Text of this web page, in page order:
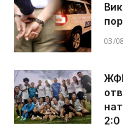
03/
2:0